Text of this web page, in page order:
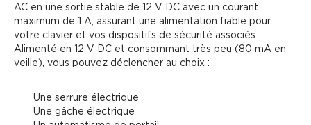
AC en une sortie stable de 12 V DC avec un courant
maximum de 1 A, assurant une alimentation fiable pour
votre clavier et vos dispositifs de sécurité associés.
Alimenté en 12 V DC et consommant très peu (80 mA en
veille), vous pouvez déclencher au choix :
Une serrure électrique
Une gâche électrique